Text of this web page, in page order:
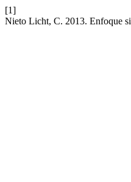
[1]
Nieto Licht, C. 2013. Enfoque